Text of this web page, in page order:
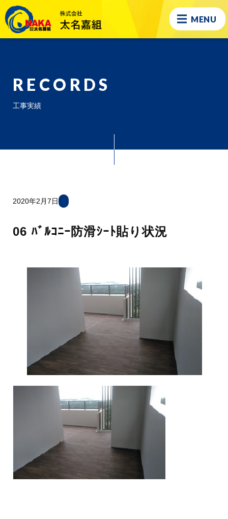
MENU
RECORDS
工事実績
2020年2月7日
06 ﾊﾞﾙｺﾆｰ防滑ｼｰﾄ貼り状況